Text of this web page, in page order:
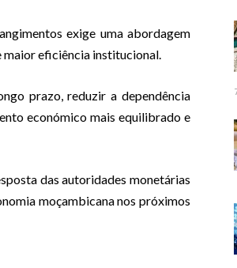
exige uma abordagem
maior eficiência institucional.
prazo, reduzir a dependência
económico mais equilibrado e
das autoridades monetárias
moçambicana nos próximos